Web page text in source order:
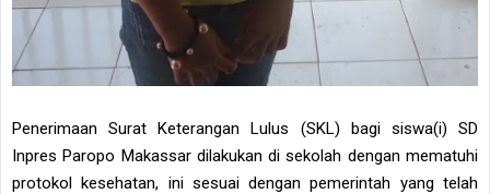
Penerimaan Surat Keterangan Lulus (SKL) bagi siswa(i) SD
Inpres Paropo Makassar dilakukan di sekolah dengan mematuhi
protokol kesehatan, ini sesuai dengan pemerintah yang telah